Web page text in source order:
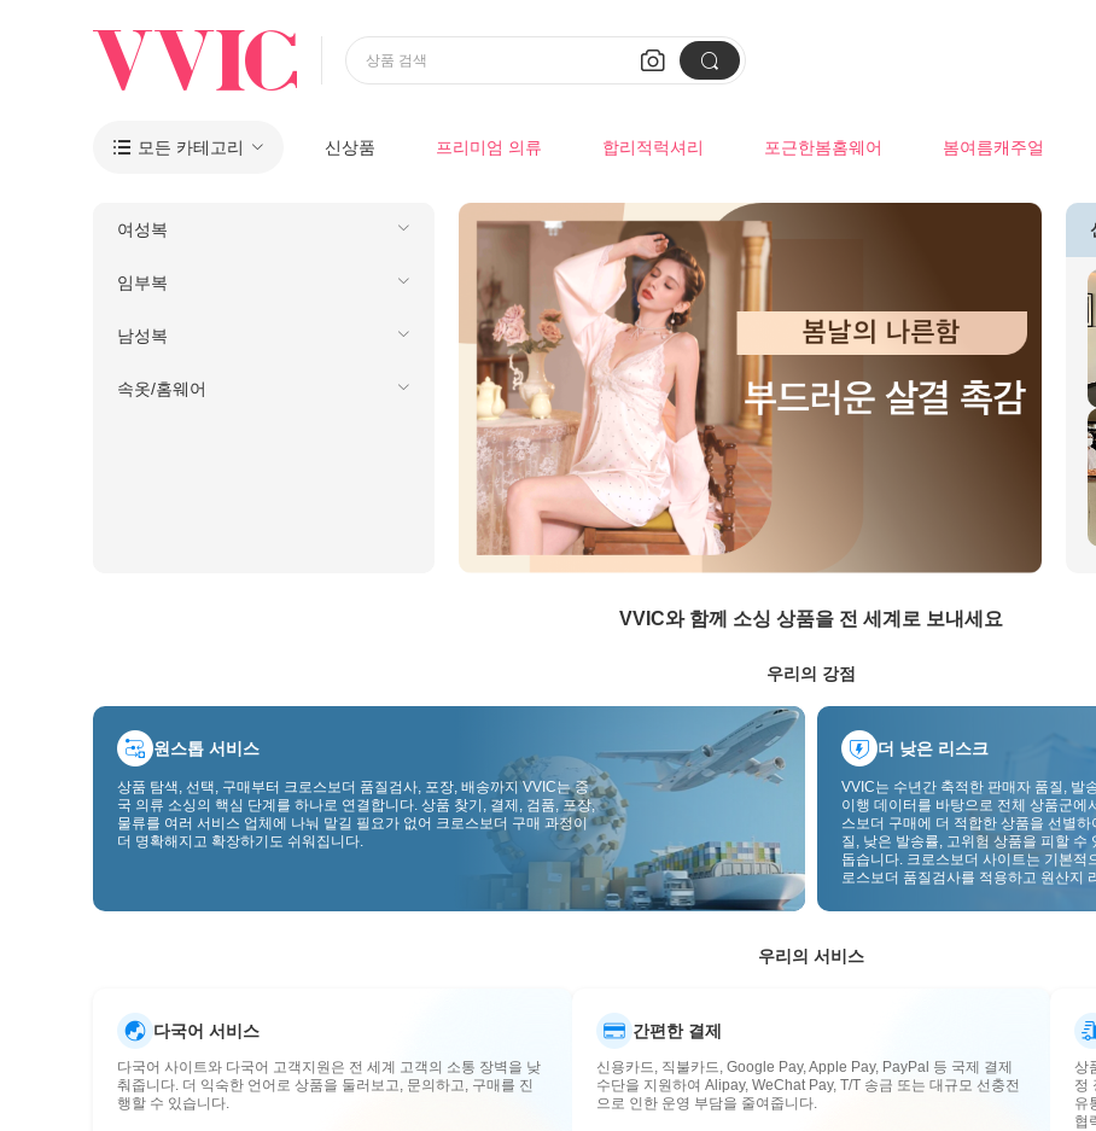
 
상품 검색
 모든 카테고리 신상품 프리미엄 의류 합리적럭셔리 포근한봄홈웨어 봄여름캐주얼
여성복
임부복
남성복
속옷/홈웨어
VVIC와 함께 소싱 상품을 전 세계로 보내세요
우리의 강점
원스톱 서비스
상품 탐색, 선택, 구매부터 크로스보더 품질검사, 포장, 배송까지 VVIC는 중
국 의류 소싱의 핵심 단계를 하나로 연결합니다. 상품 찾기, 결제, 검품, 포장,
물류를 여러 서비스 업체에 나눠 맡길 필요가 없어 크로스보더 구매 과정이
더 명확해지고 확장하기도 쉬워집니다.
더 낮은 리스크
VVIC는 수년간 축적한 판매자 품질, 발
이행 데이터를 바탕으로 전체 상품군에
스보더 구매에 더 적합한 상품을 선별하
질, 낮은 발송률, 고위험 상품을 피할 수
돕습니다. 크로스보더 사이트는 기본적
로스보더 품질검사를 적용하고 원산지
낮춥니다.
우리의 서비스
다국어 서비스
다국어 사이트와 다국어 고객지원은 전 세계 고객의 소통 장벽을 낮
춰줍니다. 더 익숙한 언어로 상품을 둘러보고, 문의하고, 구매를 진
행할 수 있습니다.
간편한 결제
신용카드, 직불카드, Google Pay, Apple Pay, PayPal 등 국제 결제
수단을 지원하여 Alipay, WeChat Pay, T/T 송금 또는 대규모 선충전
으로 인한 운영 부담을 줄여줍니다.
상
정
유
협